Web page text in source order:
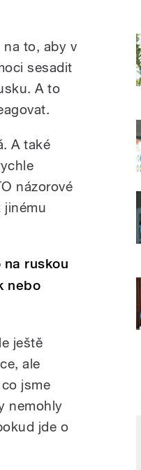
na to, aby v
sesadit
A to
A také
názorové
jinému
na ruskou
nebo
ještě
ale
jsme
nemohly
jde o